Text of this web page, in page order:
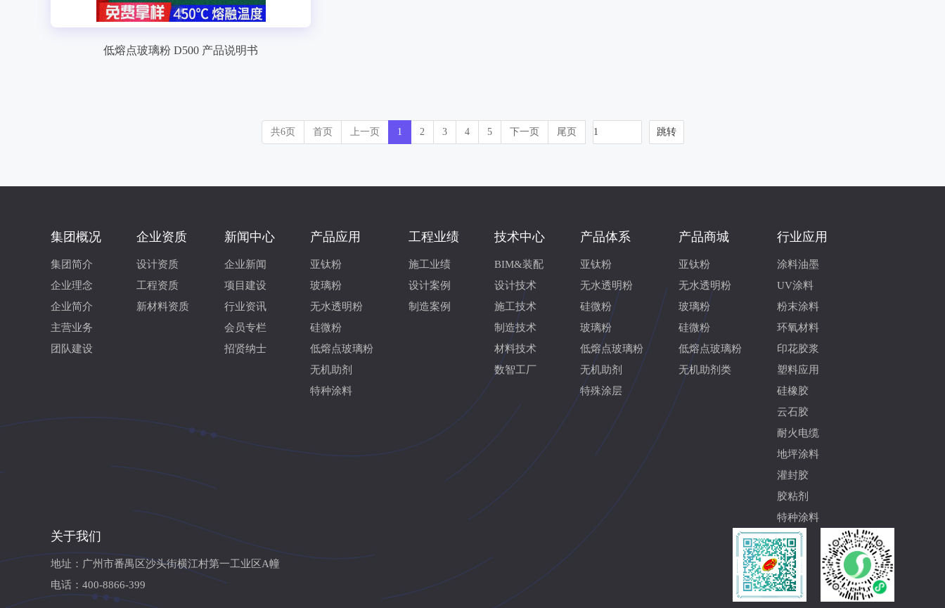
低熔点玻璃粉 D500 产品说明书
共6页 首页 上一页 1 2 3 4 5 下一页 尾页
集团概况
集团简介
企业理念
企业简介
主营业务
团队建设
企业资质
设计资质
工程资质
新材料资质
新闻中心
企业新闻
项目建设
行业资讯
会员专栏
招贤纳士
产品应用
亚钛粉
玻璃粉
无水透明粉
硅微粉
低熔点玻璃粉
无机助剂
特种涂料
工程业绩
施工业绩
设计案例
制造案例
技术中心
BIM&装配
设计技术
施工技术
制造技术
材料技术
数智工厂
产品体系
亚钛粉
无水透明粉
硅微粉
玻璃粉
低熔点玻璃粉
无机助剂
特殊涂层
产品商城
亚钛粉
无水透明粉
玻璃粉
硅微粉
低熔点玻璃粉
无机助剂类
行业应用
涂料油墨
UV涂料
粉末涂料
环氧材料
印花胶浆
塑料应用
硅橡胶
云石胶
耐火电缆
地坪涂料
灌封胶
胶粘剂
特种涂料
关于我们
地址：广州市番禺区沙头街横江村第一工业区A幢
电话：400-8866-399